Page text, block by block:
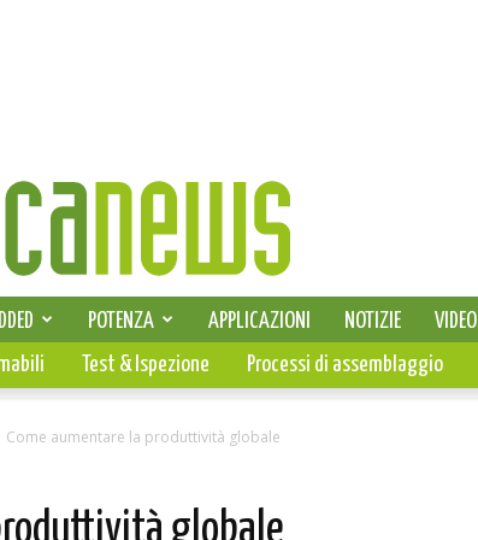
SELEZIONE DI ELETTRONICA
POTENZA APPLICAZIONI NOTIZIE
VIDEO
PCBTest & Ispezione Processi di assemblaggio
Come aumentare la produttività globale
globale